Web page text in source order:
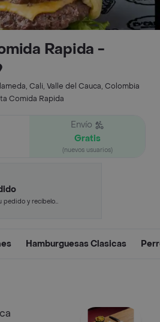
Rapida -
Cali, Valle del Cauca, Colombia
Comida Rapida
Envío
Gratis
(nuevos usuarios)
pedido y recíbelo
Hamburguesas Clasicas